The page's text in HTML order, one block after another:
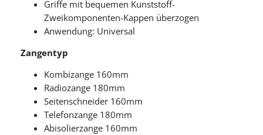
Griffe mit bequemen Kunststoff-
Zweikomponenten-Kappen überzogen
Anwendung: Universal
Zangentyp
Kombizange 160mm
Radiozange 180mm
Seitenschneider 160mm
Telefonzange 180mm
Abisolierzange 160mm